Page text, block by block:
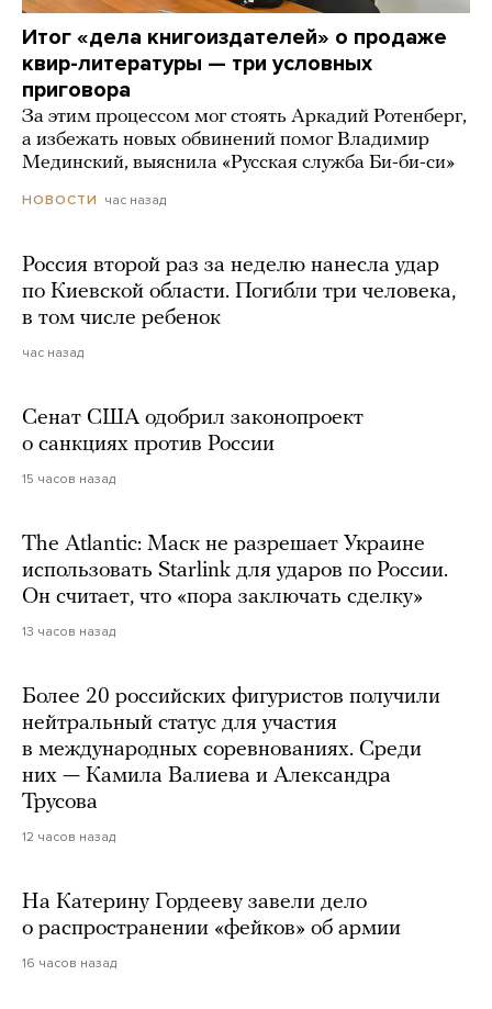
Итог «дела книгоиздателей» о продаже
квир-литературы — три условных
приговора
За этим процессом мог стоять Аркадий Ротенберг,
а избежать новых обвинений помог Владимир
Мединский, выяснила «Русская служба Би-би-си»
НОВОСТИ час назад
Россия второй раз за неделю нанесла удар
по Киевской области. Погибли три человека,
в том числе ребенок
час назад
Сенат США одобрил законопроект
о санкциях против России
15 часов назад
The Atlantic: Маск не разрешает Украине
использовать Starlink для ударов по России.
Он считает, что «пора заключать сделку»
13 часов назад
Более 20 российских фигуристов получили
нейтральный статус для участия
в международных соревнованиях. Среди
них — Камила Валиева и Александра
Трусова
12 часов назад
На Катерину Гордееву завели дело
о распространении «фейков» об армии
16 часов назад